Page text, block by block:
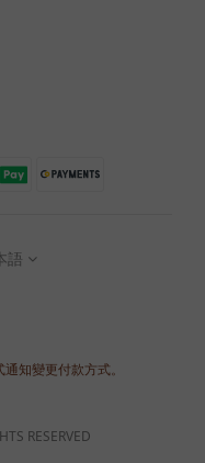
語
知變更付款方式。
RESERVED